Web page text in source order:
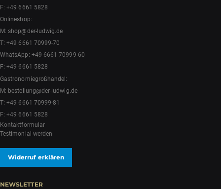
F: +49 6661 5828
Onlineshop:
M:shop@der-ludwig.de
T:+49 6661 70999-70
WhatsApp: +49 6661 70999-60
F: +49 6661 5828
Gastronomiegroßhandel:
M: bestellung@der-ludwig.de
T:+49 6661 70999-81
F: +49 6661 5828
Kontaktformular
Testimonial werden
Widerruf erklären
NEWSLETTER